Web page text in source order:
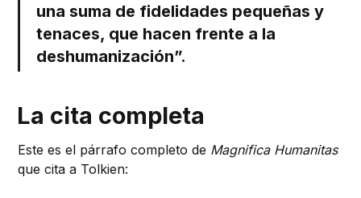
una suma de fidelidades pequeñas y
tenaces, que hacen frente a la
deshumanización”.
La cita completa
Este es el párrafo completo de Magnifica Humanitas
que cita a Tolkien: